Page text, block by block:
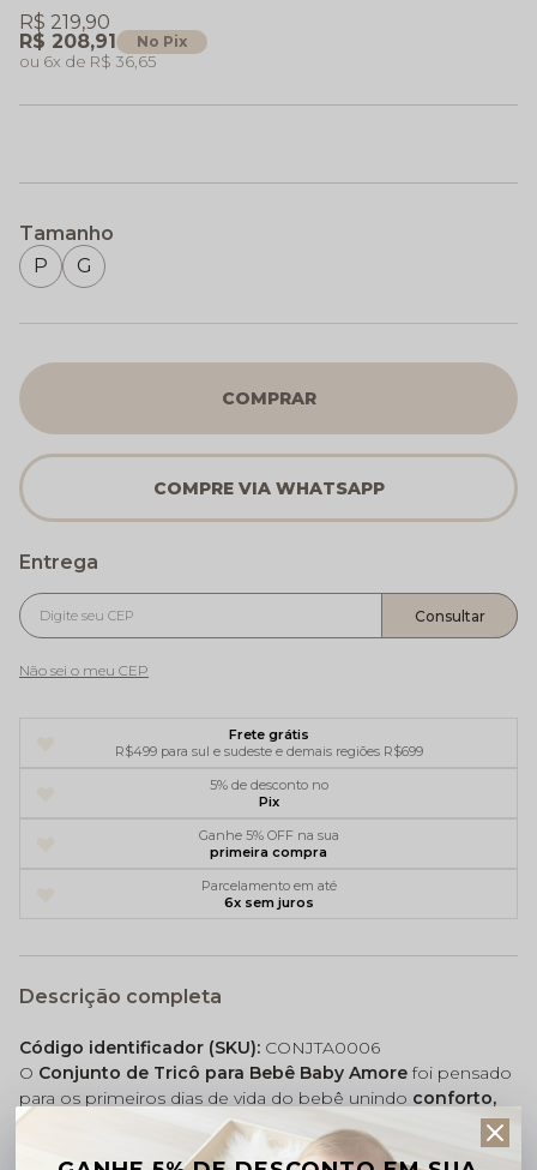
R$ 208,91 No Pix
R$ 219,90
6x R$ 36,65
Tamanho
P
G
COMPRAR
Não sei o meu CEP
Frete grátis
R$499 para sul e sudeste e demais regiões R$699
5% de desconto no
Pix
Ganhe 5% OFF na sua
primeira compra
Parcelamento em até
6x sem juros
Descrição completa
Código identificador (SKU): CONJTA0006
O Conjunto de Tricô para Bebê Baby Amore foi pensado
para os primeiros dias de vida do bebê unindo conforto,
segurança e delicadezaem cada ponto do tricô. Ele
pode ser usado com e sem mantinha, é ideal para compor